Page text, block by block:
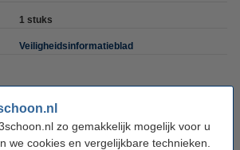
zo gemakkelijk mogelijk voor u
we cookies en vergelijkbare technieken.
1 stuks
Veiligheidsinformatieblad
- 260 wasbeurten